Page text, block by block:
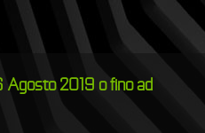
2019 o fino ad